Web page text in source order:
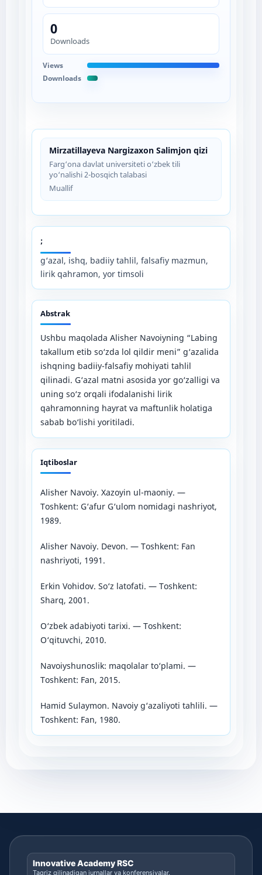
Mirzatillayeva Nargizaxon Salimjon qizi
Farg‘ona davlat universiteti o‘zbek tili
yo‘nalishi 2-bosqich talabasi
Muallif
;
g‘azal, ishq, badiiy tahlil, falsafiy mazmun,
lirik qahramon, yor timsoli
Abstrak
Ushbu maqolada Alisher Navoiyning “Labing
takallum etib so‘zda lol qildir meni” g‘azalida
ishqning badiiy-falsafiy mohiyati tahlil
qilinadi. G‘azal matni asosida yor go‘zalligi va
uning so‘z orqali ifodalanishi lirik
qahramonning hayrat va maftunlik holatiga
sabab bo‘lishi yoritiladi.
Iqtiboslar
Alisher Navoiy. Xazoyin ul-maoniy. —
Toshkent: G‘afur G‘ulom nomidagi nashriyot,
1989.
Alisher Navoiy. Devon. — Toshkent: Fan
nashriyoti, 1991.
Erkin Vohidov. So‘z latofati. — Toshkent:
Sharq, 2001.
O‘zbek adabiyoti tarixi. — Toshkent:
O‘qituvchi, 2010.
Navoiyshunoslik: maqolalar to‘plami. —
Toshkent: Fan, 2015.
Hamid Sulaymon. Navoiy g‘azaliyoti tahlili. —
Toshkent: Fan, 1980.
0
Downloads
Views
Downloads
Innovative Academy RSC
Taqriz qilinadigan jurnallar va konferensiyalar.